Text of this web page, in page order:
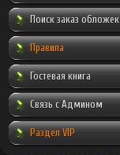
Поиск заказ обложек
Правила
Гостевая книга
Связь с Админом
Раздел VIP